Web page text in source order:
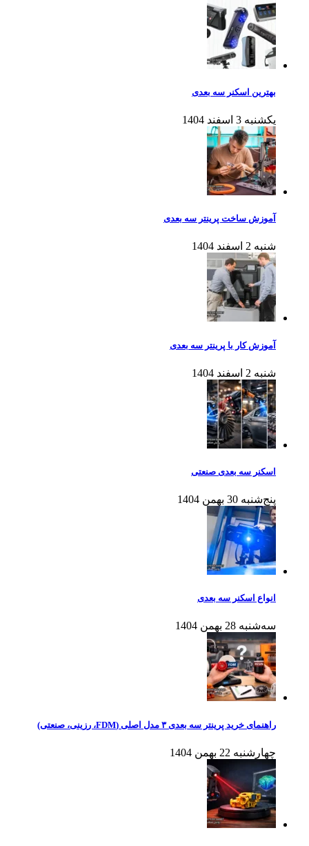
بهترین اسکنر سه بعدی
یکشنبه 3 اسفند 1404
آموزش ساخت پرینتر سه بعدی
شنبه 2 اسفند 1404
آموزش کار با پرینتر سه بعدی
شنبه 2 اسفند 1404
اسکنر سه بعدی صنعتی
پنج‌شنبه 30 بهمن 1404
انواع اسکنر سه بعدی
سه‌شنبه 28 بهمن 1404
راهنمای خرید پرینتر سه بعدی ۳ مدل اصلی (FDM، رزینی، صنعتی)
چهارشنبه 22 بهمن 1404